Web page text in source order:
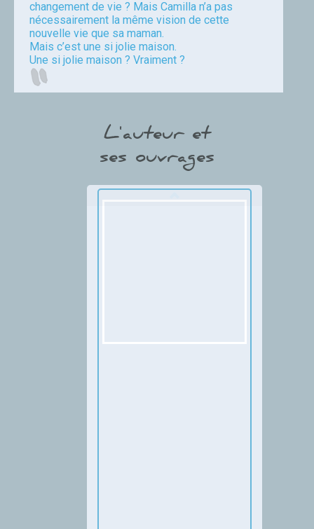
changement de vie ? Mais Camilla n’a pas
nécessairement la même vision de cette
nouvelle vie que sa maman.
Mais c’est une si jolie maison.
Une si jolie maison ? Vraiment ?
L'auteur et
ses ouvrages